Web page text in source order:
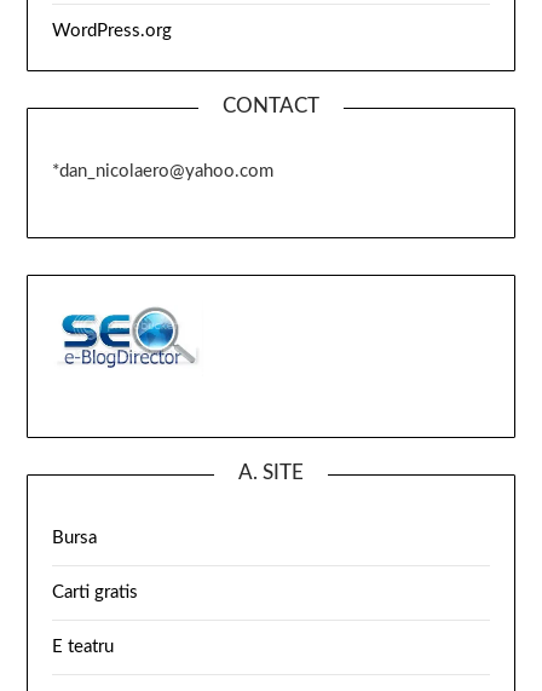
WordPress.org
CONTACT
*dan_nicolaero@yahoo.com
A. SITE
Bursa
Carti gratis
E teatru